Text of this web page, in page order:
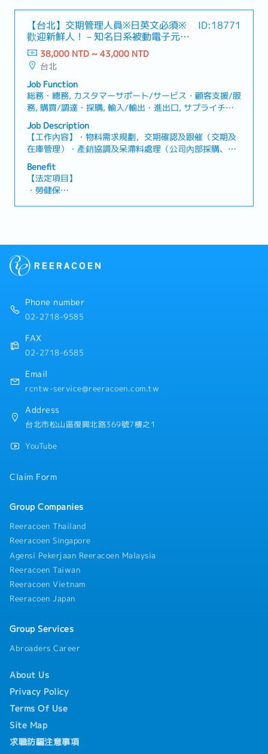
・各種休假（特別休假、婚假、喪假、生理假、產檢假、
陪產假、產假、育嬰假）
・退休金
【公司福利】
・年終獎金：1年發放2次（依照公司業績以及個人表現）
・每年調薪及升遷制度
・優於勞基法的休假
・生日假及生日禮券
・三節電子禮券
・員工旅遊
・有薪健檢假
・在職教育訓練、新人完善教育訓練
【台北】交期管理人員※日英文必須※
歡迎新鮮人！－知名日系被動電子元件
製造商
ID:18771
38,000 NTD ~ 43,000 NTD
台北
Job Function
総務・總務, カスタマーサポート/サービス・顧客支援/服
務, 購買/調達・採購, 輸入/輸出・進出口, サプライチェ
ーン・供應鏈, 秘書・秘書, 未経験・無經驗, 通訳/翻訳・
口譯/翻譯, 国債/商品取引秘書・國債/商品貿易秘書
(Commodity Trade Secretary), セールスコーディネー
ター/事務/受付・業務/內勤/窗口
Job Description
【工作內容】・物料需求規劃，交期確認及跟催（交期及
在庫管理）・產銷協調及呆滯料處理（公司內部採購、聯
繫國外工廠）・製作相關報表並分析【公司魅力】・日本
東證上市知名電子零件製造商，規模大且在台歷史悠
久。・公司內部福利制度與人事制度完善、提供教育培訓
制度也完善，辦公室寬敞整潔。
Benefit
【法定項目】
・勞健保
【公司福利】
・年終獎金：1年發放2次（平均2~3個月, 依照公司業績
・每年調薪及升遷制度
・生日當月享有生日假一天，並致贈生日電子禮券
・年末、農曆年前一天享有提早下班福利
禮券，每半年再加發一筆電子禮券
・每年安排團體員工旅遊
・提供結婚禮金、生育補助金、喪葬補助金、住院補助
金、育兒補助金
・每年提供優於一般企業的健檢套組，並額外給予一日有
薪健檢假
・每年安排員工免費接種流感疫苗（非強制）
・提供個人進修課程補助（如Office軟體、語言學習等）
・不定期舉辦實用性高、涵蓋生活與職場安全的主題講座
(包含交通安全、防災知識、心理調適等講座)
・結婚、生育及喪葬補助金
Phone number
02-2718-9585
FAX
02-2718-6585
Email
rcntw-service@reeracoen.com.tw
Address
台北市松山區復興北路369號7樓之1
YouTube
Claim Form
Group Companies
Reeracoen Thailand
Reeracoen Singapore
Agensi Pekerjaan Reeracoen Malaysia
Reeracoen Taiwan
Reeracoen Vietnam
Reeracoen Japan
Group Services
Abroaders Career
About Us
Privacy Policy
Terms Of Use
Site Map
求職防騙注意事項